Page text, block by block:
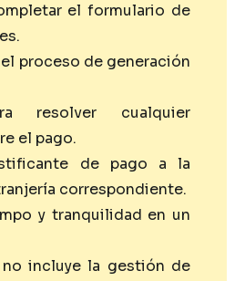
el formulario de
proceso de generación
resolver cualquier
el pago.
de pago a la
correspondiente.
y tranquilidad en un
incluye la gestión de